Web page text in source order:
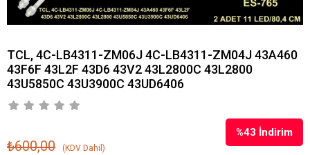
TCL, 4C-LB4311-ZM06J 4C-LB4311-ZM04J 43A460
43F6F 43L2F 43D6 43V2 43L2800C 43L2800
43U5850C 43U3900C 43UD6406
%43 İndirim
₺600,00 (KDV Dahil)